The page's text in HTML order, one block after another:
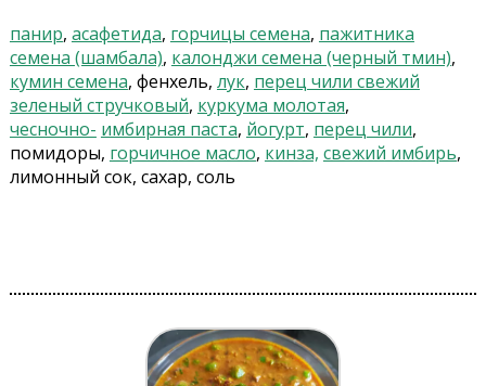
панир, асафетида, горчицы семена, пажитника
семена (шамбала), калонджи семена (черный тмин),
кумин семена, фенхель, лук, перец чили свежий
зеленый стручковый, куркума молотая,
чесночно- имбирная паста, йогурт, перец чили,
помидоры, горчичное масло, кинза, свежий имбирь,
лимонный сок, сахар, соль